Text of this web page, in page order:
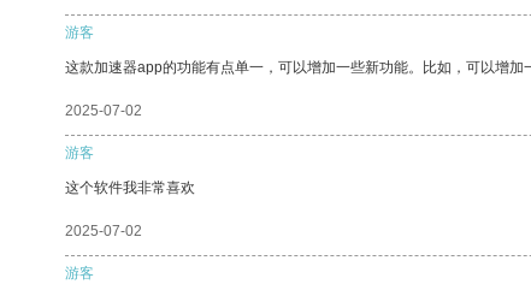
游客
这款加速器app的功能有点单一，可以增加一些新功能。比如，可以增
2025-07-02
游客
这个软件我非常喜欢
2025-07-02
游客